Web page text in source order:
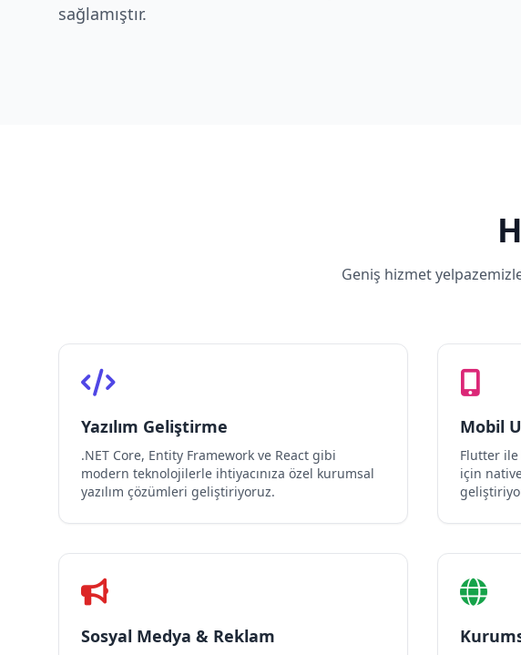
sağlamıştır.
Geniş hizmet
Yazılım Geliştirme
.NET Core, Entity Framework ve React gibi
modern teknolojilerle ihtiyacınıza özel kurumsal
yazılım çözümleri geliştiriyoruz.
Mobil
Flutter
için
Sosyal Medya & Reklam